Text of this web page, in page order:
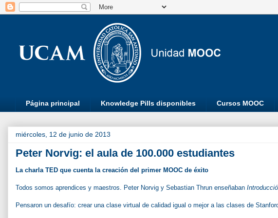
Página principal Knowledge Pills disponibles Cursos MOOC
miércoles, 12 de junio de 2013
Peter Norvig: el aula de 100.000 estudiantes
La charla TED que cuenta la creación del primer MOOC de éxito
Todos somos aprendices y maestros. Peter Norvig y Sebastian Thrun enseñaban
Pensaron un desafío: crear una clase virtual de calidad igual o mejor a las clases de